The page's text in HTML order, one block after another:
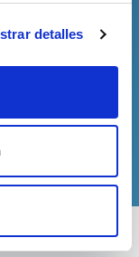
detalles
y